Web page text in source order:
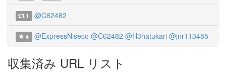
1 @C62482
4 @ExpressNiseco @C62482 @H3hatukari @jnr113485
収集済み URL リスト